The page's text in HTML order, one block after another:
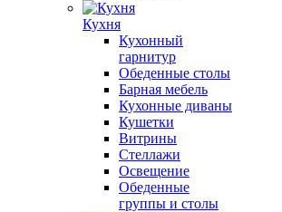
Кухня
Кухонный
гарнитур
Обеденные столы
Барная мебель
Кухонные диваны
Кушетки
Витрины
Стеллажи
Освещение
Обеденные
группы и столы